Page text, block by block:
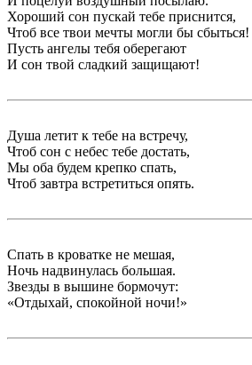
Хороший сон пускай тебе приснится,
Чтоб все твои мечты могли бы сбыться!
Пусть ангелы тебя оберегают
И сон твой сладкий защищают!
Душа летит к тебе на встречу,
Чтоб сон с небес тебе достать,
Мы оба будем крепко спать,
Чтоб завтра встретиться опять.
Спать в кроватке не мешая,
Ночь надвинулась большая.
Звезды в вышине бормочут:
«Отдыхай, спокойной ночи!»